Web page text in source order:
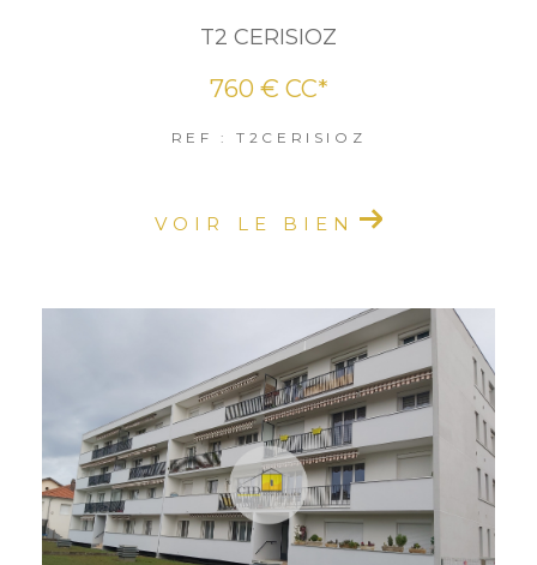
T2 CERISIOZ
760 € CC*
REF : T2CERISIOZ
VOIR LE BIEN